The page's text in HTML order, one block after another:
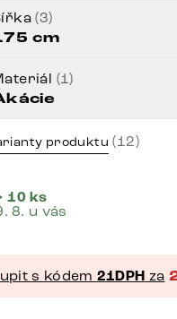
(3)
cm
(1)
produktu (12)
10 ks
8. u vás
s kódem 21DPH za